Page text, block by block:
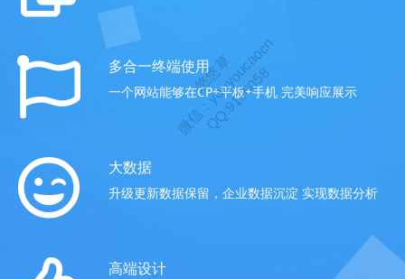
多合一终端使用
一个网站能够在CP+平板+手机 完美响应展示
大数据
升级更新数据保留，企业数据沉淀 实现数据分析
高端设计